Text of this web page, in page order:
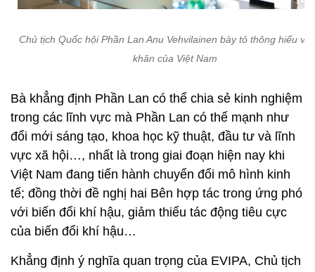
Chủ tịch Quốc hội Phần Lan Anu Vehvilainen bày tỏ thông hiểu với
khăn của Việt Nam
Bà khẳng định Phần Lan có thể chia sẻ kinh nghiệm
trong các lĩnh vực mà Phần Lan có thế mạnh như
đổi mới sáng tạo, khoa học kỹ thuật, đầu tư và lĩnh
vực xã hội…, nhất là trong giai đoạn hiện nay khi
Việt Nam đang tiến hành chuyển đổi mô hình kinh
tế; đồng thời đề nghị hai Bên hợp tác trong ứng phó
với biến đổi khí hậu, giảm thiểu tác động tiêu cực
của biến đổi khí hậu…
Khẳng định ý nghĩa quan trọng của EVIPA, Chủ tịch